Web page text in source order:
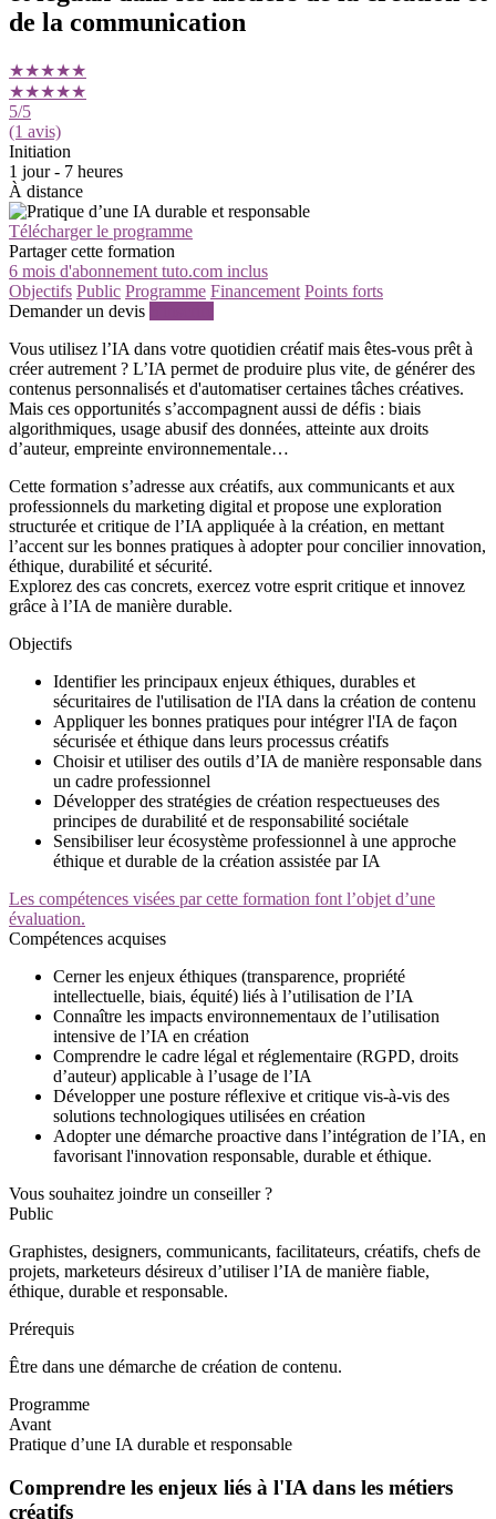
de la communication
★★★★★
★★★★★
5/5
(1 avis)
Initiation
1 jour - 7 heures
À distance
Télécharger le programme
Partager cette formation
6 mois d'abonnement tuto.com inclus
Objectifs Public Programme Financement Points forts
Demander un devis
Vous utilisez l’IA dans votre quotidien créatif mais êtes-vous prêt à
créer autrement ? L’IA permet de produire plus vite, de générer des
contenus personnalisés et d'automatiser certaines tâches créatives.
Mais ces opportunités s’accompagnent aussi de défis : biais
algorithmiques, usage abusif des données, atteinte aux droits
d’auteur, empreinte environnementale…
Cette formation s’adresse aux créatifs, aux communicants et aux
professionnels du marketing digital et propose une exploration
structurée et critique de l’IA appliquée à la création, en mettant
l’accent sur les bonnes pratiques à adopter pour concilier innovation,
éthique, durabilité et sécurité.
Explorez des cas concrets, exercez votre esprit critique et innovez
grâce à l’IA de manière durable.
Objectifs
Identifier les principaux enjeux éthiques, durables et
sécuritaires de l'utilisation de l'IA dans la création de contenu
Appliquer les bonnes pratiques pour intégrer l'IA de façon
sécurisée et éthique dans leurs processus créatifs
Choisir et utiliser des outils d’IA de manière responsable dans
un cadre professionnel
Développer des stratégies de création respectueuses des
principes de durabilité et de responsabilité sociétale
Sensibiliser leur écosystème professionnel à une approche
éthique et durable de la création assistée par IA
Les compétences visées par cette formation font l’objet d’une
évaluation.
Compétences acquises
Cerner les enjeux éthiques (transparence, propriété
intellectuelle, biais, équité) liés à l’utilisation de l’IA
Connaître les impacts environnementaux de l’utilisation
intensive de l’IA en création
Comprendre le cadre légal et réglementaire (RGPD, droits
d’auteur) applicable à l’usage de l’IA
Développer une posture réflexive et critique vis-à-vis des
solutions technologiques utilisées en création
Adopter une démarche proactive dans l’intégration de l’IA, en
favorisant l'innovation responsable, durable et éthique.
Vous souhaitez joindre un conseiller ?
Public
Graphistes, designers, communicants, facilitateurs, créatifs, chefs de
projets, marketeurs désireux d’utiliser l’IA de manière fiable,
éthique, durable et responsable.
Prérequis
Être dans une démarche de création de contenu.
Programme
Avant
Pratique d’une IA durable et responsable
Comprendre les enjeux liés à l'IA dans les métiers
créatifs